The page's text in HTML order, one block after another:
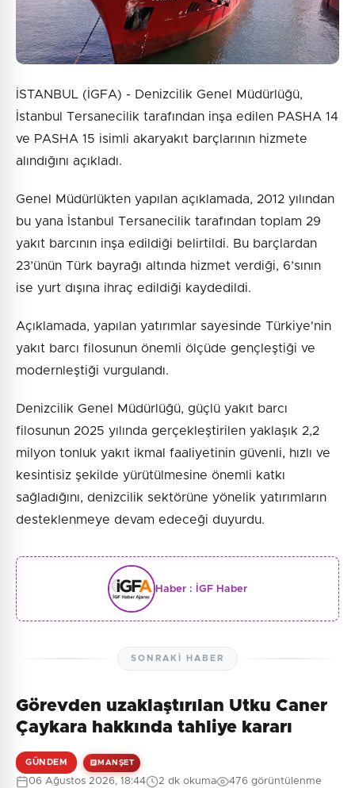
İSTANBUL (İGFA) - Denizcilik Genel Müdürlüğü,
İstanbul Tersanecilik tarafından inşa edilen PASHA 14
ve PASHA 15 isimli akaryakıt barçlarının hizmete
alındığını açıkladı.
Genel Müdürlükten yapılan açıklamada, 2012 yılından
bu yana İstanbul Tersanecilik tarafından toplam 29
yakıt barcının inşa edildiği belirtildi. Bu barçlardan
23’ünün Türk bayrağı altında hizmet verdiği, 6’sının
ise yurt dışına ihraç edildiği kaydedildi.
Açıklamada, yapılan yatırımlar sayesinde Türkiye'nin
yakıt barcı filosunun önemli ölçüde gençleştiği ve
modernleştiği vurgulandı.
Denizcilik Genel Müdürlüğü, güçlü yakıt barcı
filosunun 2025 yılında gerçekleştirilen yaklaşık 2,2
milyon tonluk yakıt ikmal faaliyetinin güvenli, hızlı ve
kesintisiz şekilde yürütülmesine önemli katkı
sağladığını, denizcilik sektörüne yönelik yatırımların
desteklenmeye devam edeceği duyurdu.
Haber : İGF Haber
SONRAKI HABER
Görevden uzaklaştırılan Utku Caner
Çaykara hakkında tahliye kararı
GÜNDEM MANŞET
06 Ağustos 2026, 18:44 2 dk okuma 476 görüntülenme